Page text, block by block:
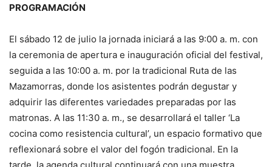
PROGRAMACIÓN
El sábado 12 de julio la jornada iniciará a las 9:00 a. m. con
la ceremonia de apertura e inauguración oficial del festival,
seguida a las 10:00 a. m. por la tradicional Ruta de las
Mazamorras, donde los asistentes podrán degustar y
adquirir las diferentes variedades preparadas por las
matronas. A las 11:30 a. m., se desarrollará el taller ‘La
cocina como resistencia cultural’, un espacio formativo que
reflexionará sobre el valor del fogón tradicional. En la